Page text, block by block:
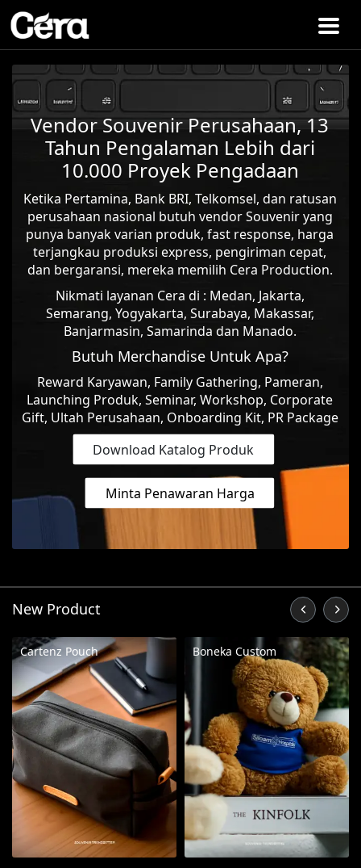
Vendor Souvenir Perusahaan, 13
Tahun Pengalaman Lebih dari
10.000 Proyek Pengadaan
Ketika Pertamina, Bank BRI, Telkomsel, dan ratusan
perusahaan nasional butuh vendor Souvenir yang
punya banyak varian produk, fast response, harga
terjangkau produksi express, pengiriman cepat,
dan bergaransi, mereka memilih Cera Production.
Nikmati layanan Cera di : Medan, Jakarta,
Semarang, Yogyakarta, Surabaya, Makassar,
Banjarmasin, Samarinda dan Manado.
Butuh Merchandise Untuk Apa?
Reward Karyawan, Family Gathering, Pameran,
Launching Produk, Seminar, Workshop, Corporate
Gift, Ultah Perusahaan, Onboarding Kit, PR Package
Download Katalog Produk
Minta Penawaran Harga
New Product
Cartenz Pouch Boneka Custom